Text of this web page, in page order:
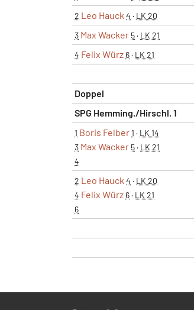
2 Leo Hauck 4 · LK 20
3 Max Wacker 5· LK 21
4 Felix Würz 6· LK 21
Doppel
SPG Hemming./Hirschl. 1
1 Boris Felber1 · LK 14
3 Max Wacker 5· LK 21
4
2 Leo Hauck 4 · LK 20
4 Felix Würz 6· LK 21
6